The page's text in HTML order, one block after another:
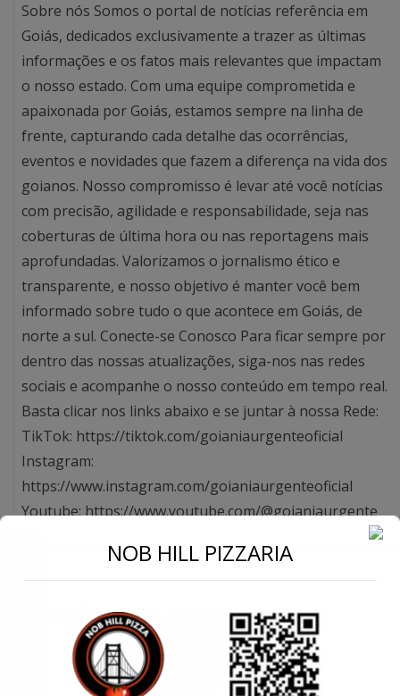
Sobre nós Somos o portal de notícias referência em
Goiás, dedicados exclusivamente a trazer as últimas
informações e os fatos mais relevantes que impactam
o nosso estado. Com uma equipe comprometida e
apaixonada por Goiás, estamos sempre na linha de
frente, capturando cada detalhe das ocorrências,
eventos e novidades que fazem a diferença na vida dos
goianos. Nosso compromisso é levar até você notícias
com precisão, agilidade e responsabilidade, seja nas
coberturas de última hora ou nas reportagens mais
aprofundadas. Valorizamos o jornalismo ético e
transparente, e nosso objetivo é manter você bem
informado sobre tudo o que acontece em Goiás, de
norte a sul. Conecte-se Conosco Para ficar sempre por
dentro das nossas atualizações, siga-nos nas redes
sociais e acompanhe o nosso conteúdo em tempo real.
Basta clicar nos links abaixo e se juntar à nossa Rede:
TikTok: https://tiktok.com/goianiaurgenteoficial
Instagram:
https://www.instagram.com/goianiaurgenteoficial
Youtube: https://www.youtube.com/@goianiaurgente
Você pode gostar também
NOB HILL PIZZARIA